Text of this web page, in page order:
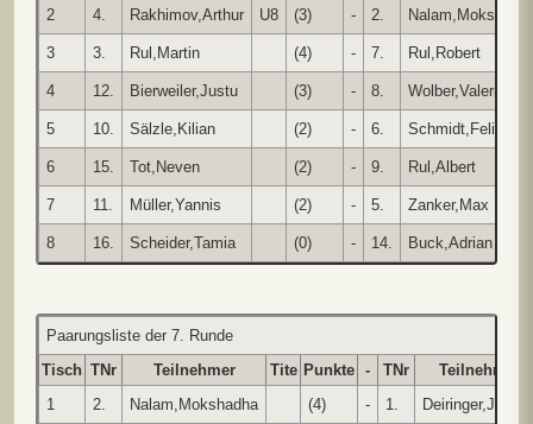
2 4. Rakhimov,Arthur U8 (3) - 2.
3 3. Rul,Martin (4) - 7. Rul,Robert
4 12. Bierweiler,Justu (3) - 8. Wolber,Valerie
5 10. Sälzle,Kilian (2) - 6. Schmidt,Felix
6 15. Tot,Neven (2) - 9. Rul,Albert
7 11. Müller,Yannis (2) - 5. Zanker,Max
8 16. Scheider,Tamia (0) - 14. Buck,Adrian
Paarungsliste der 7. Runde
Tisch TNr Teilnehmer Tite Punkte - TNr
Teilnehmer
1
2. Nalam,Mokshadha (4) - 1. Deiringer,Julius